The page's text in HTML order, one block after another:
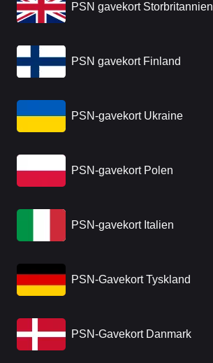
PSN gavekort Storbritannien
PSN gavekort Finland
PSN-gavekort Ukraine
PSN-gavekort Polen
PSN-gavekort Italien
PSN-Gavekort Tyskland
PSN-Gavekort Danmark